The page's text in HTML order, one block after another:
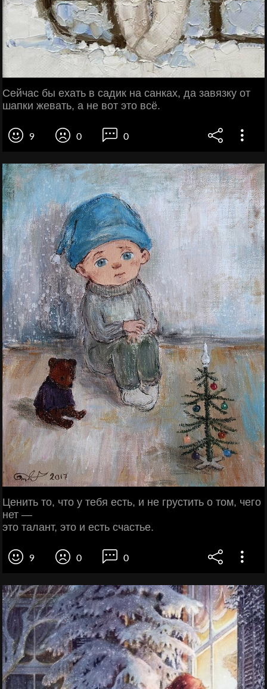
Сейчас бы ехать в садик на санках, да завязку от
шапки жевать, а не вот это всё.
9 0 0
Ценить то, что у тебя есть, и не грустить о том, чего
нет —
это талант, это и есть счастье.
9 0 0